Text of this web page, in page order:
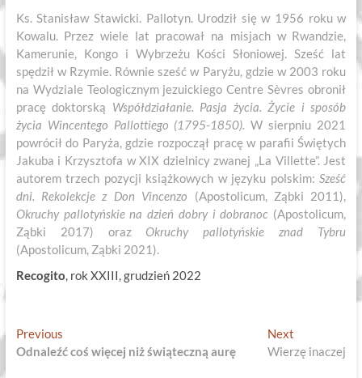
Ks. Stanisław Stawicki. Pallotyn. Urodził się w 1956 roku w
Kowalu. Przez wiele lat pracował na misjach w Rwandzie,
Kamerunie, Kongo i Wybrzeżu Kości Słoniowej. Sześć lat
spędził w Rzymie. Równie sześć w Paryżu, gdzie w 2003 roku
na Wydziale Teologicznym jezuickiego Centre Sèvres obronił
pracę doktorską Współdziałanie. Pasja życia. Życie i sposób
życia Wincentego Pallottiego (1795-1850).W sierpniu 2021
powrócił do Paryża, gdzie rozpoczął pracę w parafii Świętych
Jakuba i Krzysztofa w XIX dzielnicy zwanej „La Villette”. Jest
autorem trzech pozycji książkowych w języku polskim:Sześć
dni. Rekolekcje z Don Vincenzo (Apostolicum, Ząbki 2011),
Okruchy pallotyńskie na dzień dobry i dobranoc (Apostolicum,
Ząbki 2017) oraz Okruchy pallotyńskie znad Tybru
(Apostolicum, Ząbki 2021).
Recogito, rok XXIII, grudzień 2022
Nawigacja
wpisu
PreviousPrevious
post:
Odnaleźć coś więcej niż świąteczną aurę
Next
post:
Wierzę inaczej